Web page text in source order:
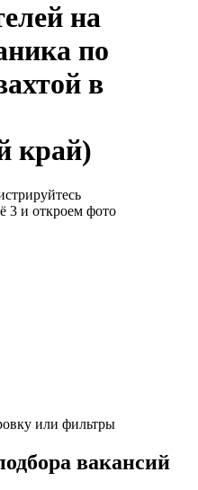
на
по
в
край)
3 и откроем фото
или фильтры
вакансий